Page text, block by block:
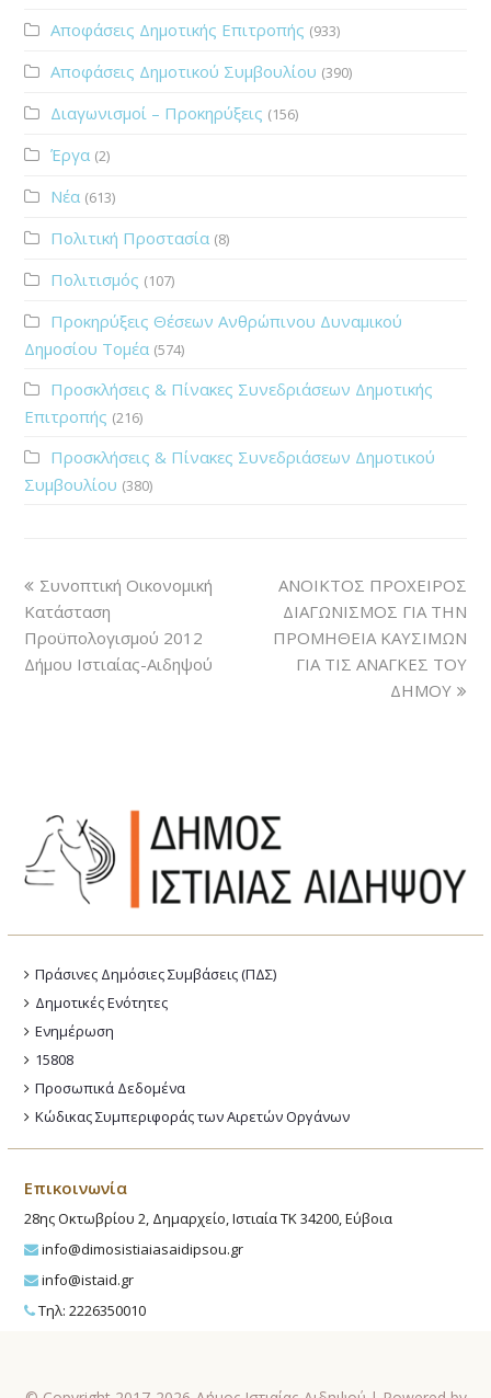
Αποφάσεις Δημοτικής Επιτροπής (933)
Αποφάσεις Δημοτικού Συμβουλίου (390)
Διαγωνισμοί – Προκηρύξεις (156)
Έργα (2)
Νέα (613)
Πολιτική Προστασία (8)
Πολιτισμός (107)
Προκηρύξεις Θέσεων Ανθρώπινου Δυναμικού
Δημοσίου Τομέα (574)
Προσκλήσεις & Πίνακες Συνεδριάσεων Δημοτικής
Επιτροπής (216)
Προσκλήσεις & Πίνακες Συνεδριάσεων Δημοτικού
Συμβουλίου (380)
Συνοπτική Οικονομική
Κατάσταση
Προϋπολογισμού 2012
Δήμου Ιστιαίας-Αιδηψού
ΑΝΟΙΚΤΟΣ ΠΡΟΧΕΙΡΟΣ
ΔΙΑΓΩΝΙΣΜΟΣ ΓΙΑ ΤΗΝ
ΠΡΟΜΗΘΕΙΑ ΚΑΥΣΙΜΩΝ
ΓΙΑ ΤΙΣ ΑΝΑΓΚΕΣ ΤΟΥ
ΔΗΜΟΥ
Πράσινες Δημόσιες Συμβάσεις (ΠΔΣ)
Δημοτικές Ενότητες
Ενημέρωση
15808
Προσωπικά Δεδομένα
Κώδικας Συμπεριφοράς των Αιρετών Οργάνων
Επικοινωνία
28ης Οκτωβρίου 2, Δημαρχείο, Ιστιαία ΤΚ 34200, Εύβοια
info@dimosistiaiasaidipsou.gr
info@istaid.gr
Τηλ: 2226350010